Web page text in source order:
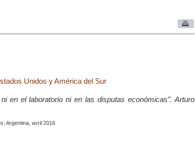
Unidos y América del Sur
en el laboratorio ni en las disputas económicas”. Arturo
Argentina, avril 2016